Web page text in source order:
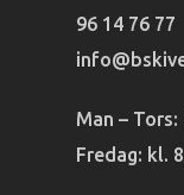
96 14 76 77
Man – Tors:
Fredag: kl.